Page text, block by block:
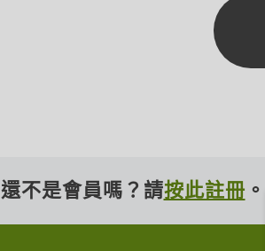
還不是會員嗎？請按此註冊